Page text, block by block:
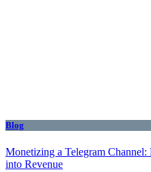
Blog
Monetizing a Telegram
into Revenue